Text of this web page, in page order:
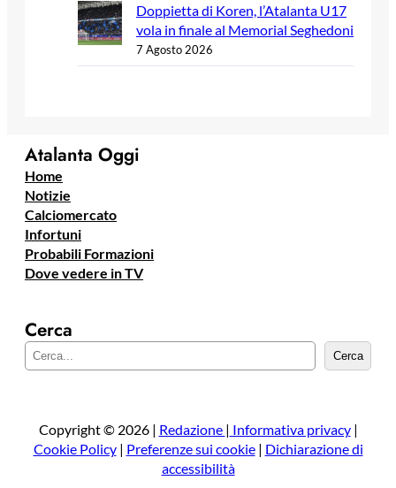
Doppietta di Koren, l’Atalanta U17
vola in finale al Memorial Seghedoni
7 Agosto 2026
Atalanta Oggi
Home
Notizie
Calciomercato
Infortuni
Probabili Formazioni
Dove vedere in TV
Cerca
e
a
Cerca
Copyright © 2026 | Redazione | Informativa privacy|
Cookie Policy| Preferenze sui cookie| Dichiarazione di
accessibilità